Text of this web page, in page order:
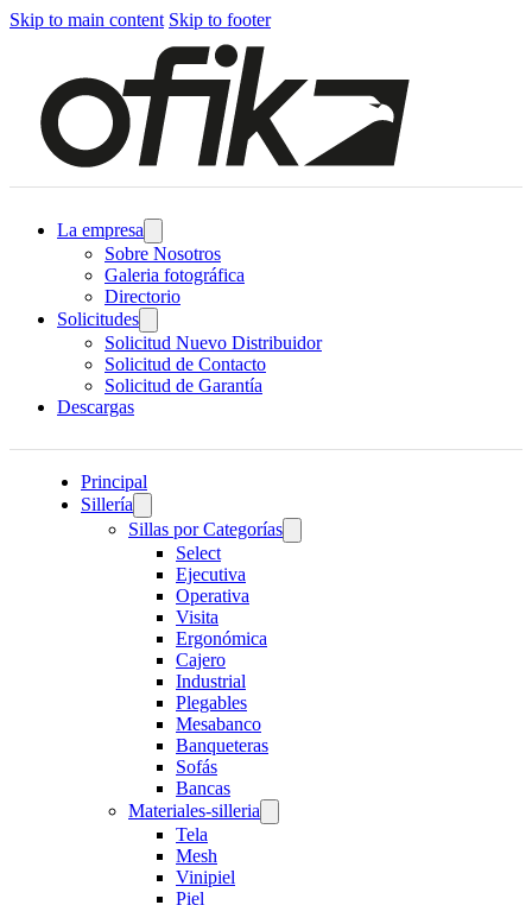
Skip to main content Skip to footer
La empresa
Sobre Nosotros
Galeria fotográfica
Directorio
Solicitudes
Solicitud Nuevo Distribuidor
Solicitud de Contacto
Solicitud de Garantía
Descargas
Principal
Sillería
Sillas por Categorías
Select
Ejecutiva
Operativa
Visita
Ergonómica
Cajero
Industrial
Plegables
Mesabanco
Banqueteras
Sofás
Bancas
Materiales-silleria
Tela
Mesh
Vinipiel
Piel